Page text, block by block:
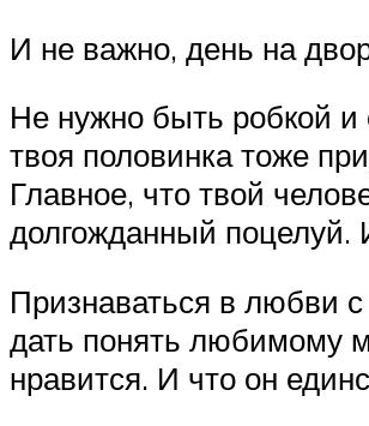
И не важно, день на
Не нужно быть робкой и
твоя половинка тоже
Главное, что твой
долгожданный поцелуй.
Признаваться в любви
дать понять любимому
нравится. И что он